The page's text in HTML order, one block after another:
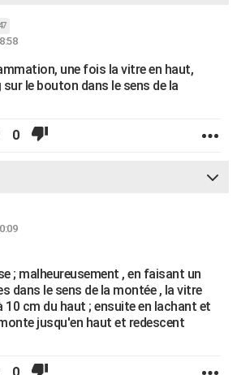
une fois la vitre en haut,
le bouton dans le sens de la
0
; malheureusement , en faisant un
dans le sens de la montée , la vitre
cm du haut ; ensuite en lachant et
jusqu'en haut et redescent